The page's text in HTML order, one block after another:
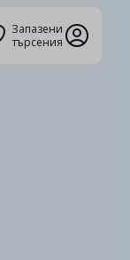
Запазени
търсения